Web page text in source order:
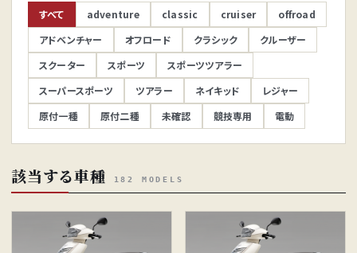
すべて adventure classic cruiser
offroad
アドベンチャー
オフロード クラシック
クルーザー
スクーター
スポーツ
スポーツツアラー
スーパースポーツ
ツアラー ネイキッド
レジャー
原付一種
原付二種 未確認 競技専用 電動
該当する車種 182 MODELS